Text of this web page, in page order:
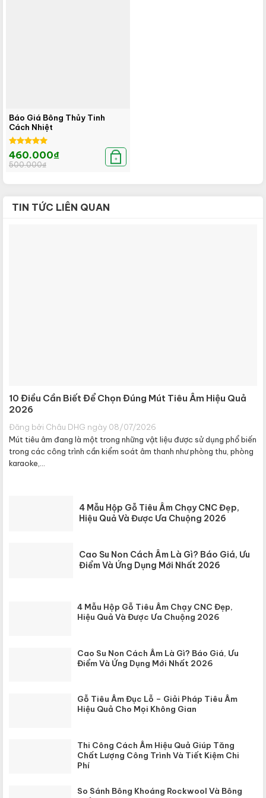
Báo Giá Bông Thủy Tinh
Cách Nhiệt
Được xếp
hạng5.00
5 sao
500.000₫
Giá
gốc
là:
460.000₫
Giá
hiện
tại
+
TIN TỨC LIÊN QUAN
10 Điều Cần Biết Để Chọn Đúng Mút Tiêu Âm Hiệu Quả
2026
Đăng bởi Châu DHG ngày 08/07/2026
Mút tiêu âm đang là một trong những vật liệu được sử dụng phổ biến
trong các công trình cần kiểm soát âm thanh như phòng thu, phòng
karaoke,...
4 Mẫu Hộp Gỗ Tiêu Âm Chạy CNC Đẹp,
Hiệu Quả Và Được Ưa Chuộng 2026
Cao Su Non Cách Âm Là Gì? Báo Giá, Ưu
Điểm Và Ứng Dụng Mới Nhất 2026
4 Mẫu Hộp Gỗ Tiêu Âm Chạy CNC Đẹp,
Hiệu Quả Và Được Ưa Chuộng 2026
Cao Su Non Cách Âm Là Gì? Báo Giá, Ưu
Điểm Và Ứng Dụng Mới Nhất 2026
Gỗ Tiêu Âm Đục Lỗ – Giải Pháp Tiêu Âm
Hiệu Quả Cho Mọi Không Gian
Thi Công Cách Âm Hiệu Quả Giúp Tăng
Chất Lượng Công Trình Và Tiết Kiệm Chi
Phí
So Sánh Bông Khoáng Rockwool Và Bông